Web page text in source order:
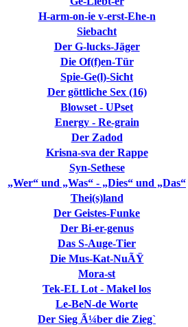
H-arm-on-ie v-erst-Ehe-n
Siebacht
Der G-lucks-Jäger
Die Of(f)en-Tür
Spie-Ge(l)-Sicht
Der göttliche Sex (16)
Blowset - UPset
Energy - Re-grain
Der Zadod
Krisna-sva der Rappe
Syn-Sethese
„Wer“ und „Was“ - „Dies“ und „Das“
Thei(s)land
Der Geistes-Funke
Der Bi-er-genus
Das S-Auge-Tier
Die Mus-Kat-NuÃŸ
Mora-st
Tek-EL Lot - Makel los
Le-BeN-de Worte
Der Sieg Ã¼ber die Zieg`